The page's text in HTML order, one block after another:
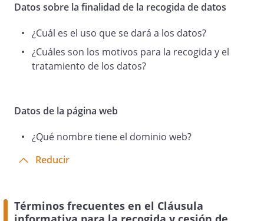
Finalidad
Legitimación
Destinatarios
Acceder, rectificar y suprimir datos, así
Información adicional
Puede consultar la información adicional
Datos sobre la finalidad de la recogida de datos
¿Cuál es el uso que se dará a los datos?
¿Cuáles son los motivos para la recogida y el
tratamiento de los datos?
Datos de la página web
¿Qué nombre tiene el dominio web?
Reducir
Términos frecuentes en el Cláusula